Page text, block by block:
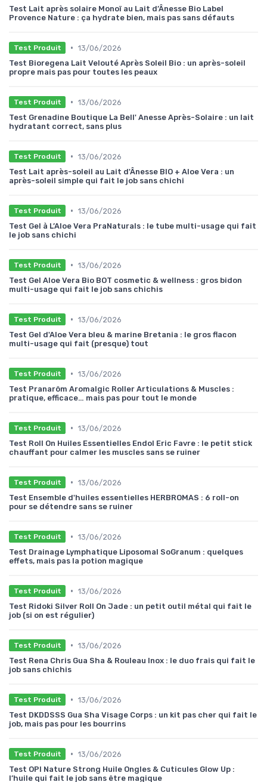
Test Lait après solaire Monoï au Lait d’Ânesse Bio Label
Provence Nature : ça hydrate bien, mais pas sans défauts
Test Produit • 13/06/2026
Test Bioregena Lait Velouté Après Soleil Bio : un après-soleil
propre mais pas pour toutes les peaux
Test Produit • 13/06/2026
Test Grenadine Boutique La Bell' Anesse Après-Solaire : un lait
hydratant correct, sans plus
Test Produit • 13/06/2026
Test Lait après-soleil au Lait d'Ânesse BIO + Aloe Vera : un
après-soleil simple qui fait le job sans chichi
Test Produit • 13/06/2026
Test Gel à L’Aloe Vera PraNaturals : le tube multi-usage qui fait
le job sans chichi
Test Produit • 13/06/2026
Test Gel Aloe Vera Bio BOT cosmetic & wellness : gros bidon
multi-usage qui fait le job sans chichis
Test Produit • 13/06/2026
Test Gel d'Aloe Vera bleu & marine Bretania : le gros flacon
multi-usage qui fait (presque) tout
Test Produit • 13/06/2026
Test Pranarôm Aromalgic Roller Articulations & Muscles :
pratique, efficace… mais pas pour tout le monde
Test Produit • 13/06/2026
Test Roll On Huiles Essentielles Endol Eric Favre : le petit stick
chauffant pour calmer les muscles sans se ruiner
Test Produit • 13/06/2026
Test Ensemble d'huiles essentielles HERBROMAS : 6 roll-on
pour se détendre sans se ruiner
Test Produit • 13/06/2026
Test Drainage Lymphatique Liposomal SoGranum : quelques
effets, mais pas la potion magique
Test Produit • 13/06/2026
Test Ridoki Silver Roll On Jade : un petit outil métal qui fait le
job (si on est régulier)
Test Produit • 13/06/2026
Test Rena Chris Gua Sha & Rouleau Inox : le duo frais qui fait le
job sans chichis
Test Produit • 13/06/2026
Test DKDDSSS Gua Sha Visage Corps : un kit pas cher qui fait le
job, mais pas pour les bourrins
Test Produit • 13/06/2026
Test OPI Nature Strong Huile Ongles & Cuticules Glow Up :
l’huile qui fait le job sans être magique